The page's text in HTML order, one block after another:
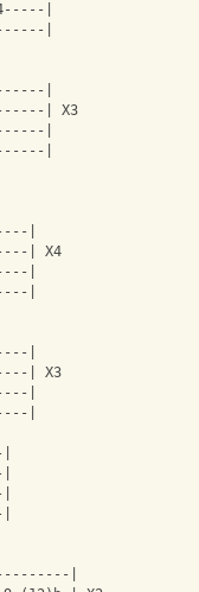
|
|
|
| X3
|
|
|
| X4
|
|
|
| X3
|
|
|